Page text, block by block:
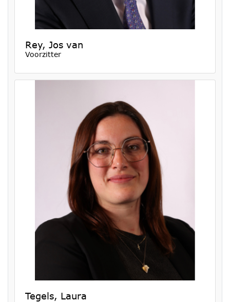
Rey, Jos van
Voorzitter
Tegels, Laura